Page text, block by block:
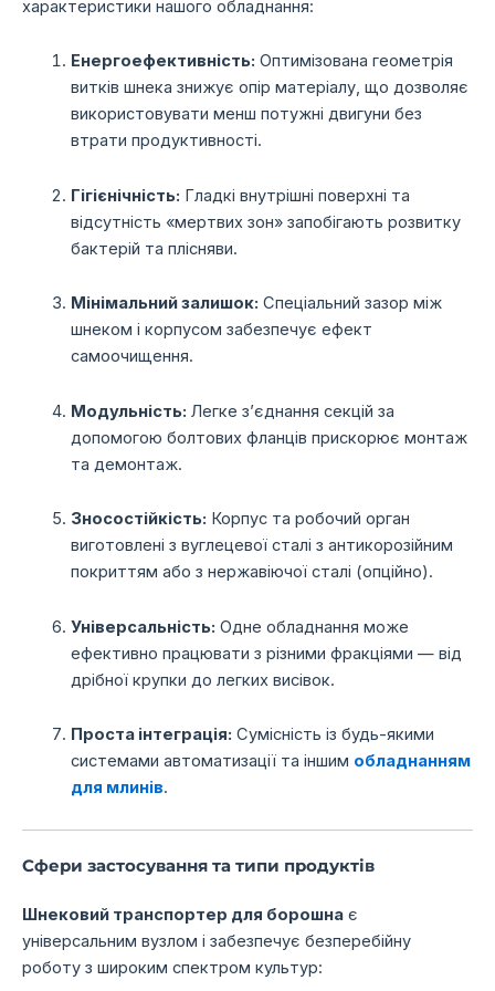
характеристики нашого обладнання:
Енергоефективність: Оптимізована геометрія
витків шнека знижує опір матеріалу, що дозволяє
використовувати менш потужні двигуни без
втрати продуктивності.
Гігієнічність: Гладкі внутрішні поверхні та
відсутність «мертвих зон» запобігають розвитку
бактерій та плісняви.
Мінімальний залишок: Спеціальний зазор між
шнеком і корпусом забезпечує ефект
самоочищення.
Модульність: Легке з’єднання секцій за
допомогою болтових фланців прискорює монтаж
та демонтаж.
Зносостійкість: Корпус та робочий орган
виготовлені з вуглецевої сталі з антикорозійним
покриттям або з нержавіючої сталі (опційно).
Універсальність: Одне обладнання може
ефективно працювати з різними фракціями — від
дрібної крупки до легких висівок.
Проста інтеграція: Сумісність із будь-якими
системами автоматизації та іншим обладнанням
для млинів.
Сфери застосування та типи продуктів
Шнековий транспортер для борошна є
універсальним вузлом і забезпечує безперебійну
роботу з широким спектром культур: